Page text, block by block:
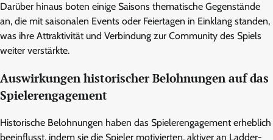
Darüber hinaus boten einige Saisons thematische Gegenstände
an, die mit saisonalen Events oder Feiertagen in Einklang standen,
was ihre Attraktivität und Verbindung zur Community des Spiels
weiter verstärkte.
Auswirkungen historischer Belohnungen auf das
Spielerengagement
Historische Belohnungen haben das Spielerengagement erheblich
beeinflusst, indem sie die Spieler motivierten, aktiver an Ladder-